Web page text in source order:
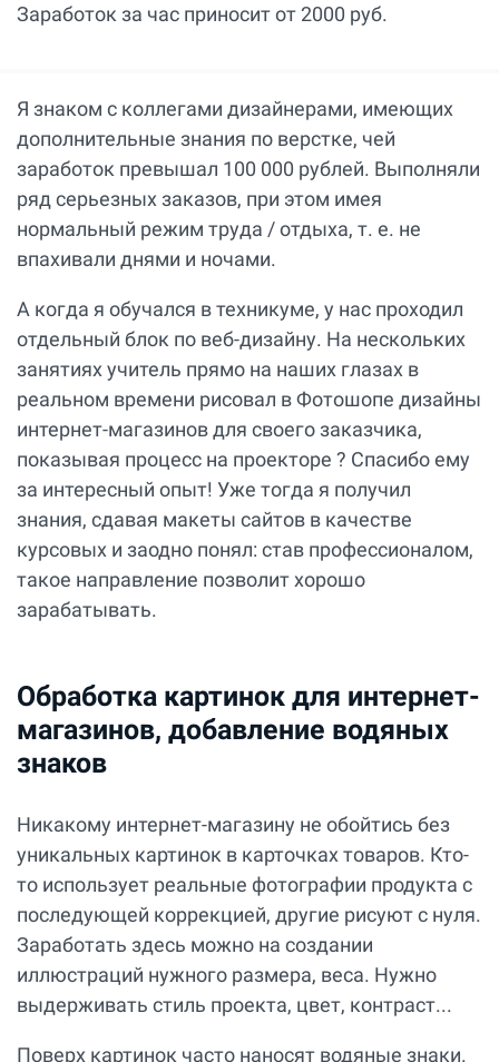
Заработок за час приносит от 2000 руб.
Я знаком с коллегами дизайнерами, имеющих
дополнительные знания по верстке, чей
заработок превышал 100 000 рублей. Выполняли
ряд серьезных заказов, при этом имея
нормальный режим труда / отдыха, т. е. не
впахивали днями и ночами.
А когда я обучался в техникуме, у нас проходил
отдельный блок по веб-дизайну. На нескольких
занятиях учитель прямо на наших глазах в
реальном времени рисовал в Фотошопе дизайны
интернет-магазинов для своего заказчика,
показывая процесс на проекторе ? Спасибо ему
за интересный опыт! Уже тогда я получил
знания, сдавая макеты сайтов в качестве
курсовых и заодно понял: став профессионалом,
такое направление позволит хорошо
зарабатывать.
Обработка картинок для интернет-
магазинов, добавление водяных
знаков
Никакому интернет-магазину не обойтись без
уникальных картинок в карточках товаров. Кто-
то использует реальные фотографии продукта с
последующей коррекцией, другие рисуют с нуля.
Заработать здесь можно на создании
иллюстраций нужного размера, веса. Нужно
выдерживать стиль проекта, цвет, контраст...
Поверх картинок часто наносят водяные знаки.